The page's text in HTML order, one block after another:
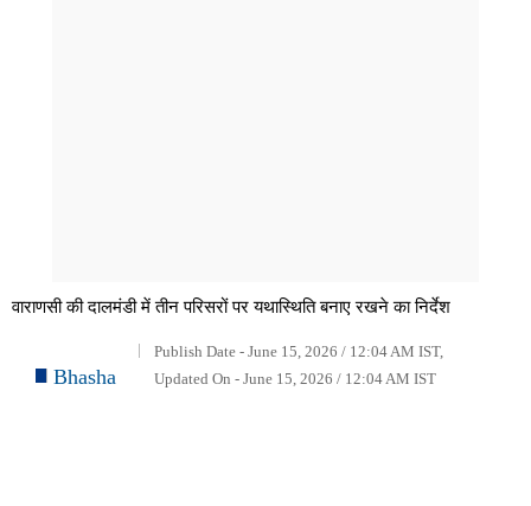
वाराणसी की दालमंडी में तीन परिसरों पर यथास्थिति बनाए रखने का निर्देश
Bhasha
Publish Date - June 15, 2026 / 12:04 AM IST,
Updated On - June 15, 2026 / 12:04 AM IST